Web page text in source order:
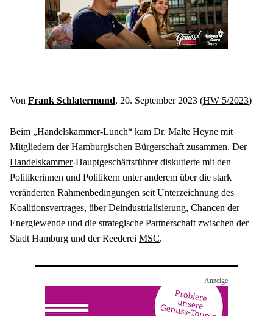
Von Frank Schlatermund, 20. September 2023 (HW 5/2023)
Beim „Handelskammer-Lunch“ kam Dr. Malte Heyne mit
Mitgliedern der Hamburgischen Bürgerschaft
zusammen. Der
Handelskammer-Hauptgeschäftsführer diskutierte mit den
Politikerinnen und Politikern unter anderem über die stark
veränderten Rahmenbedingungen seit Unterzeichnung des
Koalitionsvertrages, über Deindustrialisierung, Chancen der
Energiewende und die strategische Partnerschaft zwischen der
Stadt Hamburg und der Reederei MSC.